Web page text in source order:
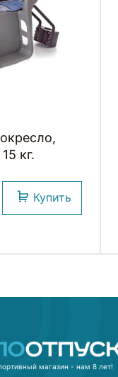
кг.
Купить
магазин - нам 8 лет!